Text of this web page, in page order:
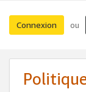
Connexion ou